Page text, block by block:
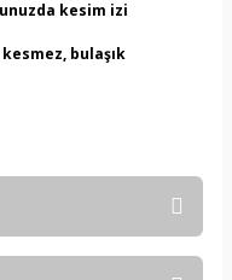
kesim izi
bulaşık